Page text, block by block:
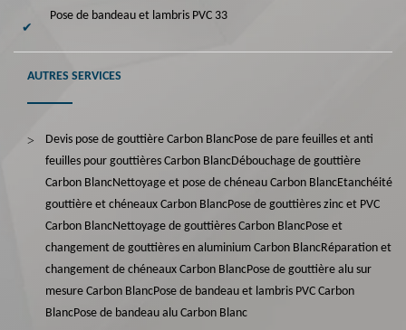
Pose de bandeau et lambris PVC 33
AUTRES SERVICES
Devis pose de gouttière Carbon BlancPose de pare feuilles et anti
feuilles pour gouttières Carbon BlancDébouchage de gouttière
Carbon BlancNettoyage et pose de chéneau Carbon BlancEtanchéité
gouttière et chéneaux Carbon BlancPose de gouttières zinc et PVC
Carbon BlancNettoyage de gouttières Carbon BlancPose et
changement de gouttières en aluminium Carbon BlancRéparation et
changement de chéneaux Carbon BlancPose de gouttière alu sur
mesure Carbon BlancPose de bandeau et lambris PVC Carbon
BlancPose de bandeau alu Carbon Blanc